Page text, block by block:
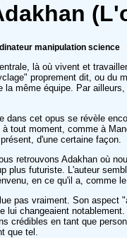
manipulation science
là où vivent et
proprement dit, ou du
la même équipe. Par
dans cet opus se révèle
tout moment, comme à
d'une certaine façon.
retrouvons Adakhan où
plus futuriste. L'auteur
en ce qu'il a, comme
pas vraiment. Son
lui changeaient
crédibles en tant que
que tel.